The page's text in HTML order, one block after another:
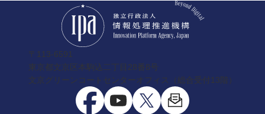
〒113-6591
東京都文京区本駒込二丁目28番8号
文京グリーンコートセンターオフィス（総合受付13階）